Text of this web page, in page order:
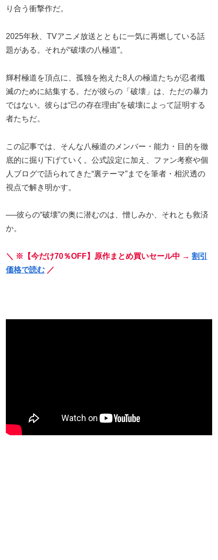
り合う衝撃作だ。
2025年秋、TVアニメ放送とともに一気に再燃している話
題がある。それが“破壊の八極道”。
輝村極道を頂点に、孤独を抱えた8人の極道たちが忍者殲
滅のために結集する。だが彼らの「破壊」は、ただの暴力
ではない。彼らは“己の存在理由”を破壊によって証明する
者たちだ。
この記事では、そんな八極道のメンバー・能力・目的を徹
底的に掘り下げていく。公式設定に加え、ファン考察や個
人ブログで語られてきた“裏テーマ”までを筆者・相沢透の
視点で解き明かす。
──彼らの“破壊”の奥に潜むのは、憎しみか、それとも救済
か。
＼ ※【今だけ70％OFF】原作まとめ買いセール中 → 割引
価格で読む ／